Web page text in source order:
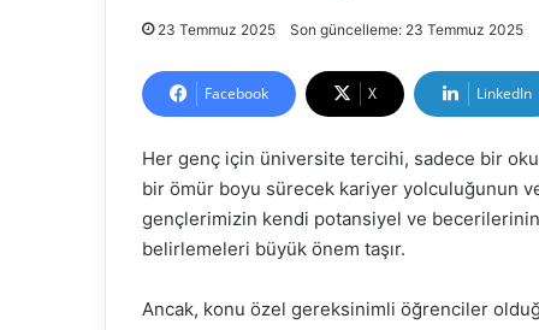
23 Temmuz 2025 Son güncelleme: 23 Temmuz 2025
Facebook X LinkedIn
Her genç için üniversite tercihi, sadece bir
bir ömür boyu sürecek kariyer yolculuğunun
gençlerimizin kendi potansiyel ve becerilerinin
belirlemeleri büyük önem taşır.
Ancak, konu özel gereksinimli öğrenciler